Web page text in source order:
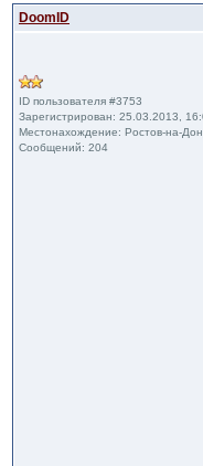
DoomID
ID пользователя #3753
Зарегистрирован: 25.03.2013,
Местонахождение: Ростов-на-
Сообщений: 204